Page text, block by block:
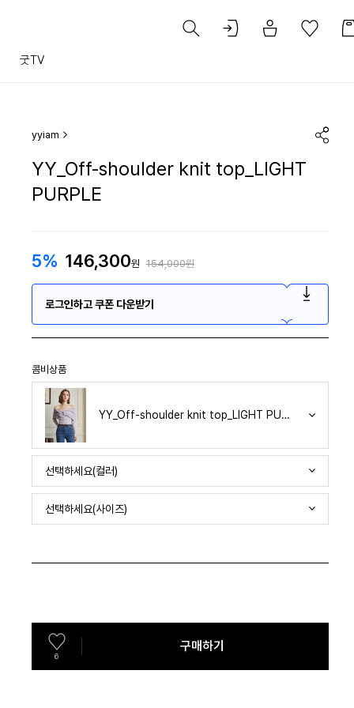
굿TV
yyiam
YY_Off-shoulder knit top_LIGHT
PURPLE
5% 146,300원 154,000원
로그인하고 쿠폰 다운받기
콤비상품
YY_Off-shoulder knit top_LIGHT PURPLE
선택하세요(컬러)
선택하세요(사이즈)
6
구매하기